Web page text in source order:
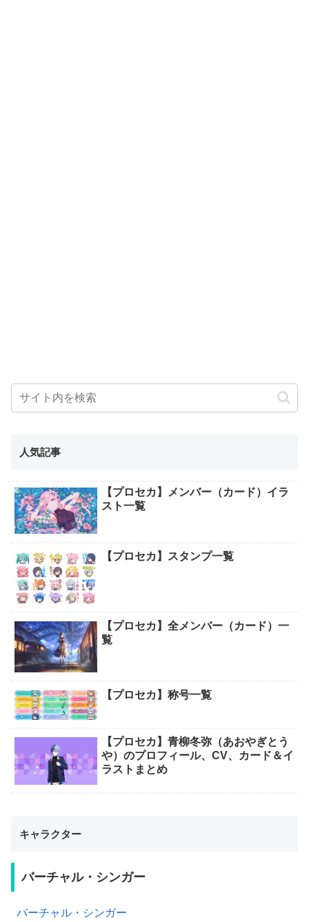
人気記事
【プロセカ】メンバー（カード）イラ
スト一覧
【プロセカ】スタンプ一覧
【プロセカ】全メンバー（カード）一
覧
【プロセカ】称号一覧
【プロセカ】青柳冬弥（あおやぎとう
や）のプロフィール、CV、カード＆イ
ラストまとめ
キャラクター
バーチャル・シンガー
バーチャル・シンガー